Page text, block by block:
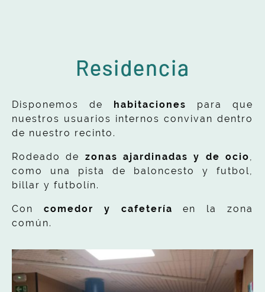
Residencia
Disponemos de habitaciones
para que
nuestros usuarios internos convivan dentro
de nuestro recinto.
Rodeado de zonas ajardinadas y de ocio,
como una pista de baloncesto y futbol,
billar y futbolín.
Con comedor y cafetería en la zona
común.